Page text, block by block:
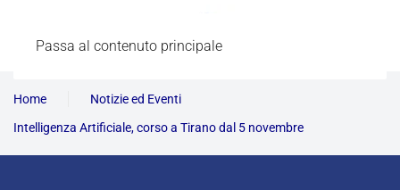
Passa al contenuto principale
Home
Notizie ed Eventi
Intelligenza Artificiale, corso a Tirano dal 5 novembre